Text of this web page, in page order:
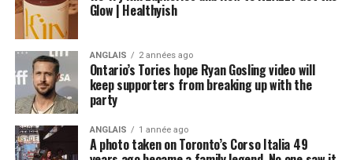
Glow | Healthyish
ANGLAIS 2 années ago
Ontario’s Tories hope Ryan Gosling video will
keep supporters from breaking up with the
party
ANGLAIS 1 année ago
A photo taken on Toronto’s Corso Italia 49